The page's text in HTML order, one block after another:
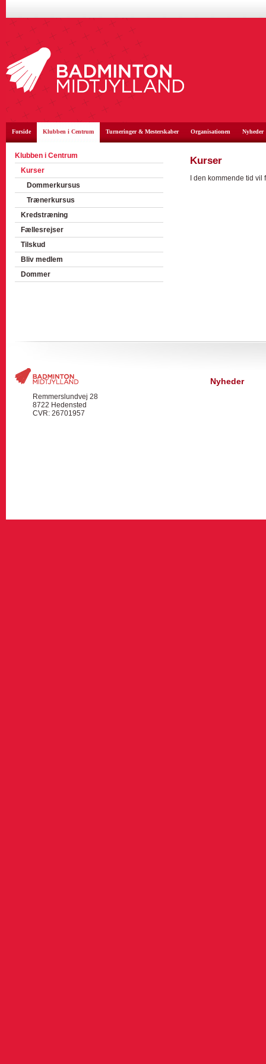
Forside Klubben i Centrum Turneringer & Mesterskaber Organisationen Nyheder
Klubben i Centrum
Kurser
Dommerkursus
Trænerkursus
Kredstræning
Fællesrejser
Tilskud
Bliv medlem
Dommer
Kurser
I den kommende tid
Remmerslundvej 28
8722 Hedensted
CVR: 26701957
Nyheder